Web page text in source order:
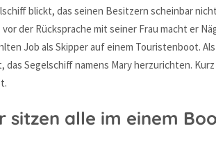
blickt, das seinen Besitzern scheinbar
vor der Rücksprache mit seiner Frau macht er
Job als Skipper auf einem Touristenboot.
das Segelschiff namens Mary herzurichten.
sitzen alle im einem